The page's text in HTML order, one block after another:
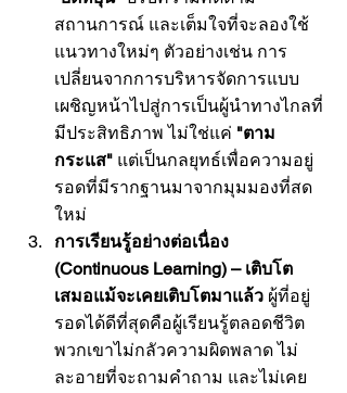
สถานการณ์ และเต็มใจที่จะลองใช้
แนวทางใหม่ๆ ตัวอย่างเช่น การ
เปลี่ยนจากการบริหารจัดการแบบ
เผชิญหน้าไปสู่การเป็นผู้นำทางไกลที่
มีประสิทธิภาพ ไม่ใช่แค่ "ตาม
กระแส" แต่เป็นกลยุทธ์เพื่อความอยู่
รอดที่มีรากฐานมาจากมุมมองที่สด
ใหม่
การเรียนรู้อย่างต่อเนื่อง
(Continuous Learning) – เติบโต
เสมอแม้จะเคยเติบโตมาแล้ว ผู้ที่อยู่
รอดได้ดีที่สุดคือผู้เรียนรู้ตลอดชีวิต
พวกเขาไม่กลัวความผิดพลาด ไม่
ละอายที่จะถามคำถาม และไม่เคย